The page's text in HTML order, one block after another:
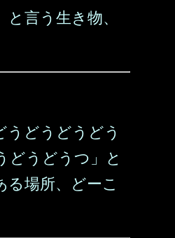
と言う生き物、
うどうどうどう
どうどうつ」と
る場所、どーこ